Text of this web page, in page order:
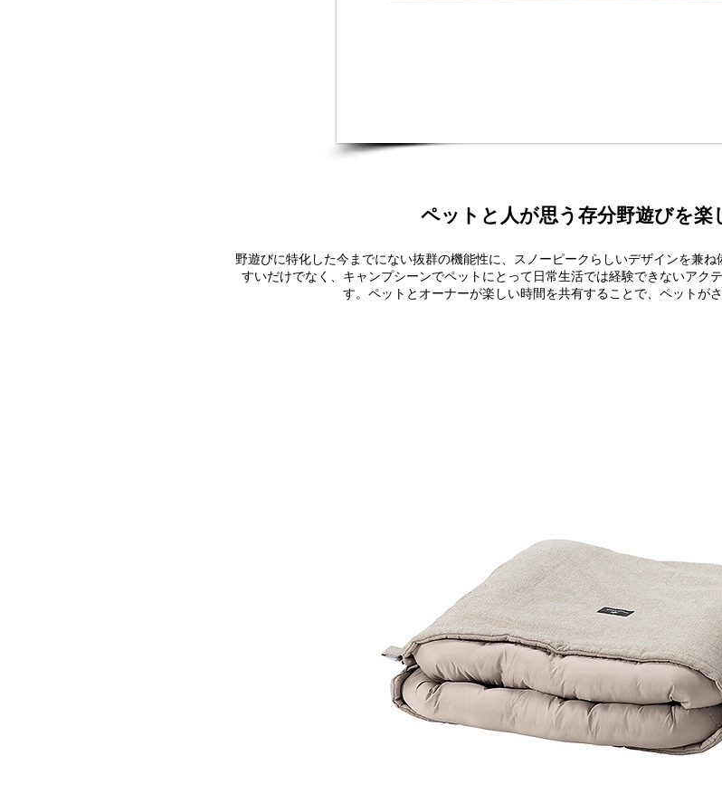
ペットと人が思う存分野遊びを楽
野遊びに特化した今までにない抜群の機能性に、スノーピークらしいデザインを兼
すいだけでなく、キャンプシーンでペットにとって日常生活では経験できないアク
す。ペットとオーナーが楽しい時間を共有することで、ペットが